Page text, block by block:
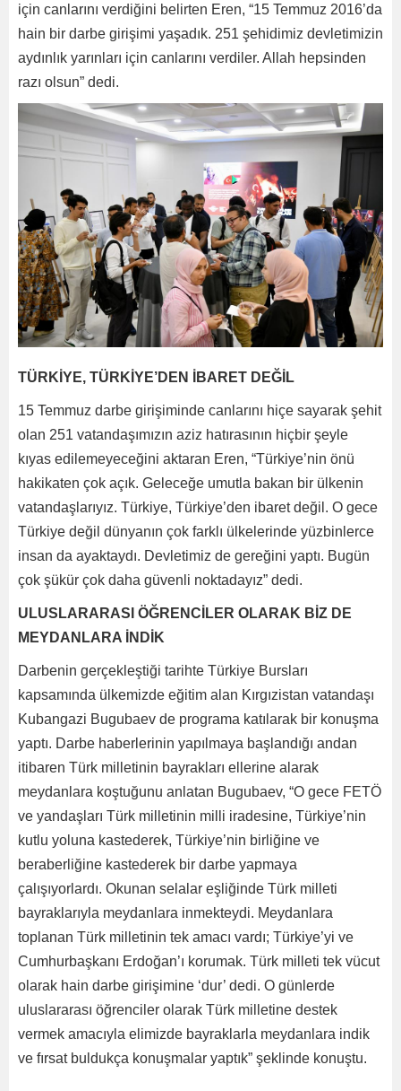
için canlarını verdiğini belirten Eren, “15 Temmuz 2016’da
hain bir darbe girişimi yaşadık. 251 şehidimiz devletimizin
aydınlık yarınları için canlarını verdiler. Allah hepsinden
razı olsun” dedi.
TÜRKİYE, TÜRKİYE’DEN İBARET DEĞİL
15 Temmuz darbe girişiminde canlarını hiçe sayarak şehit
olan 251 vatandaşımızın aziz hatırasının hiçbir şeyle
kıyas edilemeyeceğini aktaran Eren, “Türkiye’nin önü
hakikaten çok açık. Geleceğe umutla bakan bir ülkenin
vatandaşlarıyız. Türkiye, Türkiye’den ibaret değil. O gece
Türkiye değil dünyanın çok farklı ülkelerinde yüzbinlerce
insan da ayaktaydı. Devletimiz de gereğini yaptı. Bugün
çok şükür çok daha güvenli noktadayız” dedi.
ULUSLARARASI ÖĞRENCİLER OLARAK BİZ DE
MEYDANLARA İNDİK
Darbenin gerçekleştiği tarihte Türkiye Bursları
kapsamında ülkemizde eğitim alan Kırgızistan vatandaşı
Kubangazi Bugubaev de programa katılarak bir konuşma
yaptı. Darbe haberlerinin yapılmaya başlandığı andan
itibaren Türk milletinin bayrakları ellerine alarak
meydanlara koştuğunu anlatan Bugubaev, “O gece FETÖ
ve yandaşları Türk milletinin milli iradesine, Türkiye’nin
kutlu yoluna kastederek, Türkiye’nin birliğine ve
beraberliğine kastederek bir darbe yapmaya
çalışıyorlardı. Okunan selalar eşliğinde Türk milleti
bayraklarıyla meydanlara inmekteydi. Meydanlara
toplanan Türk milletinin tek amacı vardı; Türkiye’yi ve
Cumhurbaşkanı Erdoğan’ı korumak. Türk milleti tek vücut
olarak hain darbe girişimine ‘dur’ dedi. O günlerde
uluslararası öğrenciler olarak Türk milletine destek
vermek amacıyla elimizde bayraklarla meydanlara indik
ve fırsat buldukça konuşmalar yaptık” şeklinde konuştu.